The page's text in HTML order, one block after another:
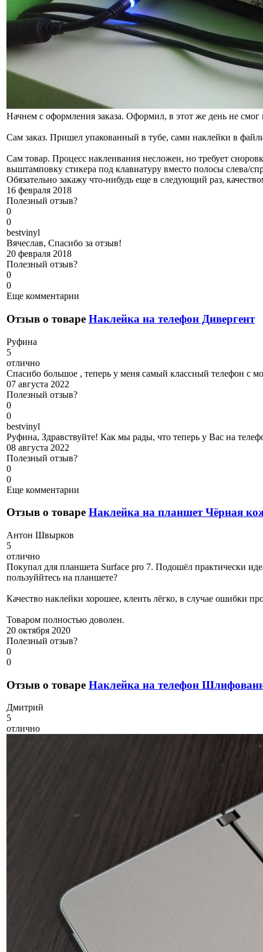
Начнем с оформления заказа. Оформил, в этот же день не
Сам заказ. Пришел упакованный в тубе, сами наклейки в
Сам товар. Процесс наклеивания несложен, но требует
выштамповку стикера под клавиатуру вместо полосы слева/
Обязательно закажу что-нибудь еще в следующий раз,
16 февраля 2018
Полезный отзыв?
0
0
bestvinyl
Вячеслав, Спасибо за отзыв!
20 февраля 2018
Полезный отзыв?
0
0
Еще комментарии
Отзыв о товаре Наклейка на телефон Дивергент
Руфина
5
отлично
Спасибо большое , теперь у меня самый классный телефон с
07 августа 2022
Полезный отзыв?
0
0
bestvinyl
Руфина, Здравствуйте! Как мы рады, что теперь у Вас на
08 августа 2022
Полезный отзыв?
0
0
Еще комментарии
Отзыв о товаре Наклейка на планшет Чёрная
Антон Швырков
5
отлично
Покупал для планшета Surface pro 7. Подошёл практически
пользуййтесь на планшете?
Качество наклейки хорошее, клеить лёгко, в случае ошибки
Товаром полностью доволен.
20 октября 2020
Полезный отзыв?
0
0
Отзыв о товаре Наклейка на телефон
Дмитрий
5
отлично